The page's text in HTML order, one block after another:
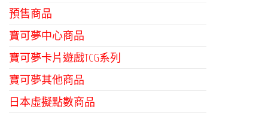
頁
預售商品
寶可夢中心商品
寶可夢卡片遊戲TCG系列
寶可夢其他商品
日本虛擬點數商品